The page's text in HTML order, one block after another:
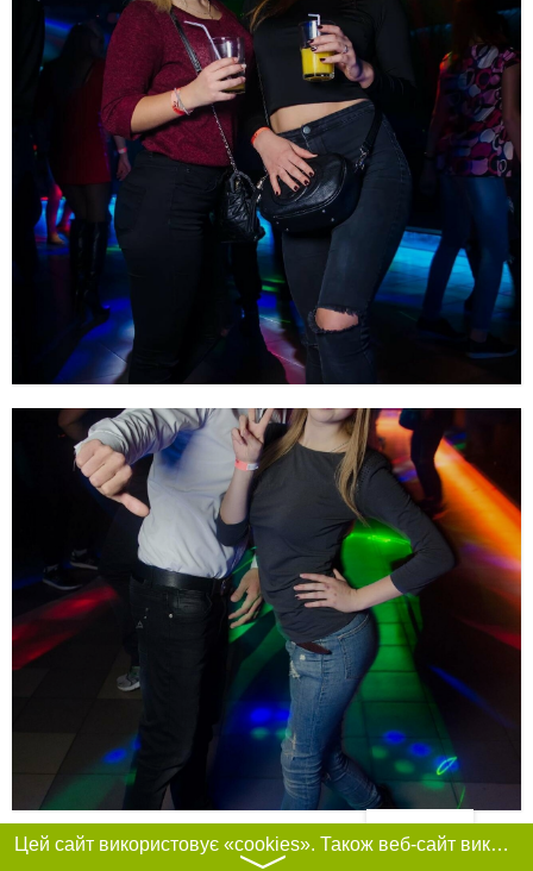
Фільтри
Цей сайт використовує «cookies». Також веб-сайт використовує інтернет-сервіс для збору технічних даних стосовно відвідувачів з метою отримання маркетингової та статистичної інформації. Умови обробки даних відвідувачів сайту див.
〉